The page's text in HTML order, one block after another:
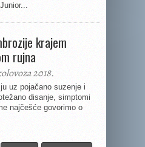
krajem
rujna
2018.
uz pojačano suzenje i
disanje, simptomi
najčešće govorimo o